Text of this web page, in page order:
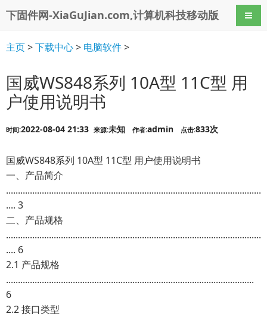
下固件网-XiaGuJian.com,计算机科技移动版 导航
主页>下载中心> 电脑软件>
国威WS848系列 10A型 11C型 用
户使用说明书
时间:2022-08-04 21:33 来源:未知 作者:admin 点击:833次
国威WS848系列 10A型 11C型 用户使用说明书
一、产品简介
...........................................................................................................
.... 3
二、产品规格
...........................................................................................................
.... 6
2.1 产品规格
........................................................................................................
6
2.2 接口类型